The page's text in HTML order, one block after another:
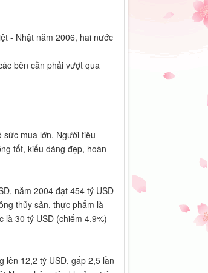
- Nhật năm 2006, hai nước
bên cần phải vượt qua
sức mua lớn. Người tiêu
tốt, kiểu dáng đẹp, hoàn
năm 2004 đạt 454 tỷ USD
thủy sản, thực phẩm là
là 30 tỷ USD (chiếm 4,9%)
lên 12,2 tỷ USD, gấp 2,5 lần